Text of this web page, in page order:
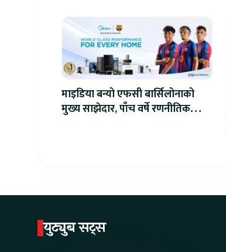
माइडिया बन्यो एफसी बार्सिलोनाको
मुख्य साझेदार, पाँच वर्षे रणनीतिक
युट्युब सट्स